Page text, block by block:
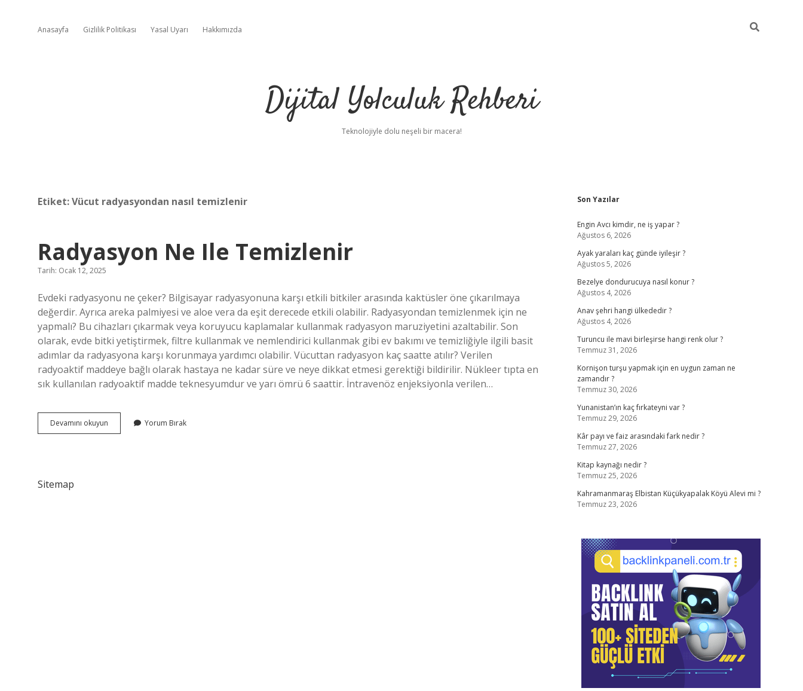
Anasayfa Gizlilik Politikası Yasal Uyarı Hakkımızda
Dijital Yolculuk Rehberi
Teknolojiyle dolu neşeli bir macera!
Etiket:Vücut radyasyondan nasıl temizlenir
Radyasyon Ne Ile Temizlenir
Tarih: Ocak 12, 2025
Evdeki radyasyonu ne çeker? Bilgisayar radyasyonuna karşı etkili bitkiler arasında kaktüsler öne çıkarılmaya
değerdir. Ayrıca areka palmiyesi ve aloe vera da eşit derecede etkili olabilir. Radyasyondan temizlenmek için ne
yapmalı? Bu cihazları çıkarmak veya koruyucu kaplamalar kullanmak radyasyon maruziyetini azaltabilir. Son
olarak, evde bitki yetiştirmek, filtre kullanmak ve nemlendirici kullanmak gibi ev bakımı ve temizliğiyle ilgili basit
adımlar da radyasyona karşı korunmaya yardımcı olabilir. Vücuttan radyasyon kaç saatte atılır? Verilen
radyoaktif maddeye bağlı olarak hastaya ne kadar süre ve neye dikkat etmesi gerektiği bildirilir. Nükleer tıpta en
sık kullanılan radyoaktif madde teknesyumdur ve yarı ömrü 6 saattir. İntravenöz enjeksiyonla verilen…
Devamını okuyun Radyasyon
Ne
Yorum Bırak
Sitemap
Sidebar
Son Yazılar
Engin Avcı kimdir, ne iş yapar ?
Ağustos 6, 2026
Ayak yaraları kaç günde iyileşir ?
Ağustos 5, 2026
Bezelye dondurucuya nasıl konur ?
Ağustos 4, 2026
Anav şehri hangi ülkededir ?
Ağustos 4, 2026
Turuncu ile mavi birleşirse hangi renk olur ?
Temmuz 31, 2026
Kornişon turşu yapmak için en uygun zaman ne
zamandır ?
Temmuz 30, 2026
Yunanistan’ın kaç fırkateyni var ?
Temmuz 29, 2026
Kâr payı ve faiz arasındaki fark nedir ?
Temmuz 27, 2026
Kitap kaynağı nedir ?
Temmuz 25, 2026
Kahramanmaraş Elbistan Küçükyapalak Köyü Alevi mi ?
Temmuz 23, 2026